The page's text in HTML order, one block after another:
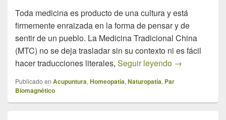
Toda medicina es producto de una cultura y está
firmemente enraizada en la forma de pensar y de
sentir de un pueblo. La Medicina Tradicional China
(MTC) no se deja trasladar sin su contexto ni es fácil
hacer traducciones literales, Seguir leyendo MEDICINA
→
Publicado en Acupuntura, Homeopatía, Naturopatía, Par
Biomagnético